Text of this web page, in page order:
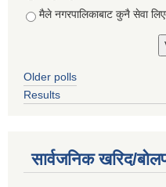
मैले नगरपालिकाबाट कुनै सेवा
Older polls
Results
सार्वजनिक खरिद/